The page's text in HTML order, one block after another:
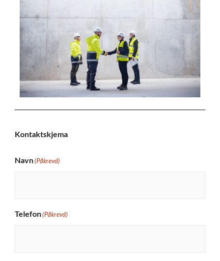
Kontaktskjema
Navn(Påkrevd)
Telefon(Påkrevd)